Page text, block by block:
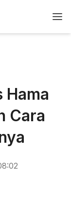
Hama
Cara